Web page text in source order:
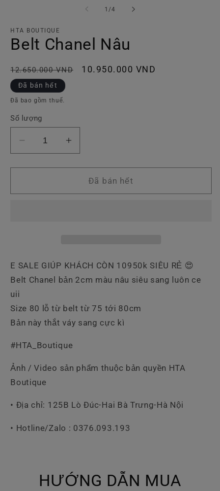
hộp
tương
tác
1 /trong
4
HTA BOUTIQUE
Belt Chanel Nâu
Giá
thông
thường
12.650.000 VND
Giá
10.950.000 VND
Đã bán hết
Đã bao gồm thuế.
Số lượng
Giảm
số
lượng
Belt
Tăng
số
lượng
Belt
Đã bán hết
E SALE GIÚP KHÁCH CÒN 10950k SIÊU RẺ 😍
Belt Chanel bản 2cm màu nâu siêu sang luôn ce
uii
Size 80 lỗ từ belt từ 75 tới 80cm
Bản này thắt váy sang cực kì
#HTA_Boutique
Ảnh / Video sản phẩm thuộc bản quyền HTA
Boutique
• Địa chỉ: 125B Lò Đúc-Hai Bà Trưng-Hà Nội
• Hotline/Zalo : 0376.093.193
HƯỚNG DẪN MUA